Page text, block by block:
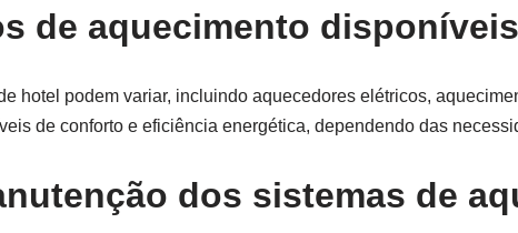
de aquecimento
hotel podem variar, incluindo aquecedores elétricos,
de conforto e eficiência energética, dependendo das
dos sistemas de